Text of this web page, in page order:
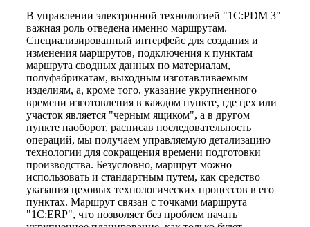
В управлении электронной технологией "1С:PDM 3"
важная роль отведена именно маршрутам.
Специализированный интерфейс для создания и
изменения маршрутов, подключения к пунктам
маршрута сводных данных по материалам,
полуфабрикатам, выходным изготавливаемым
изделиям, а, кроме того, указание укрупненного
времени изготовления в каждом пункте, где цех или
участок является "черным ящиком", а в другом
пункте наоборот, расписав последовательность
операций, мы получаем управляемую детализацию
технологии для сокращения времени подготовки
производства. Безусловно, маршрут можно
использовать и стандартным путем, как средство
указания цеховых технологических процессов в его
пунктах. Маршрут связан с точками маршрута
"1С:ERP", что позволяет без проблем начать